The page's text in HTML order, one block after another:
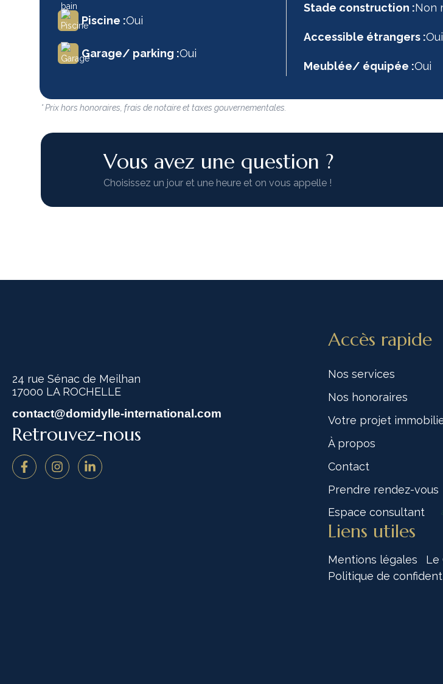
Piscine :Oui
Garage/ parking :Oui
Stade construction :Non
Accessible étrangers :Oui
Meublée/ équipée :Oui
* Prix hors honoraires, frais de notaire et taxes gouvernementales.
Vous avez une question ?
Choisissez un jour et une heure et on vous appelle !
24 rue Sénac de Meilhan
17000 LA ROCHELLE
contact@domidylle-international.com
Retrouvez-nous
Accès rapide
Nos services
Nos honoraires
Votre projet
À propos
Contact
Prendre rendez-vous
Espace consultant
Liens utiles
Mentions légales
Le
Politique de